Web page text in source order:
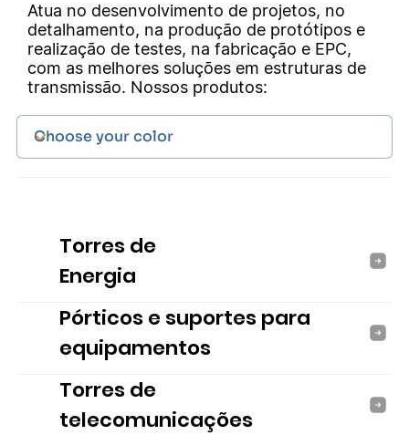
Atua no desenvolvimento de projetos, no
detalhamento, na produção de protótipos e
realização de testes, na fabricação e EPC,
com as melhores soluções em estruturas de
transmissão. Nossos produtos:
Torres de
Energia
Pórticos e suportes para
equipamentos
Torres de
telecomunicações